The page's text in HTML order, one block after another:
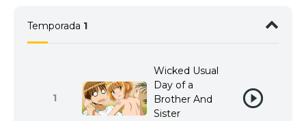
Temporada 1
1
Wicked Usual
Day of a
Brother And
Sister